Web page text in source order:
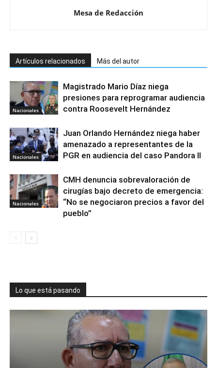
Mesa de Redacción
Artículos relacionados Más del autor
Nacionales
Magistrado Mario Díaz niega
presiones para reprogramar audiencia
contra Roosevelt Hernández
Nacionales
Juan Orlando Hernández niega haber
amenazado a representantes de la
PGR en audiencia del caso Pandora II
Nacionales
CMH denuncia sobrevaloración de
cirugías bajo decreto de emergencia:
“No se negociaron precios a favor del
pueblo”
Lo que está pasando